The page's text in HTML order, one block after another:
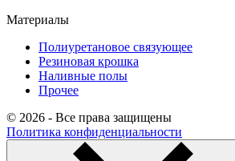
Материалы
Полиуретановое связующее
Резиновая крошка
Наливные полы
Прочее
© 2026 - Все права защищены
Политика конфиденциальности